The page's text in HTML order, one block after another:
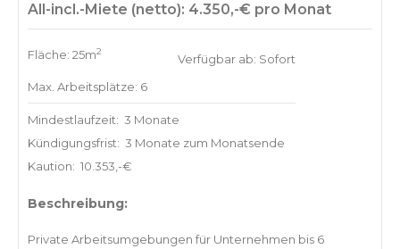
All-incl.-Miete (netto): 4.350,-€ pro Monat
Fläche: 25m2
Max. Arbeitsplätze: 6
Verfügbar ab: Sofort
Mindestlaufzeit: 3 Monate
Kündigungsfrist: 3 Monate zum Monatsende
Kaution: 10.353,-€
Beschreibung:
Private Arbeitsumgebungen für Unternehmen bis 6